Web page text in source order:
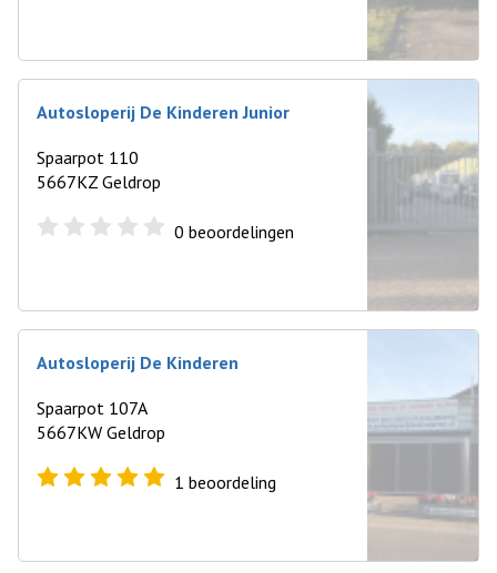
Autosloperij De Kinderen Junior
Spaarpot 110
5667KZ Geldrop
0 beoordelingen
Autosloperij De Kinderen
Spaarpot 107A
5667KW Geldrop
1 beoordeling